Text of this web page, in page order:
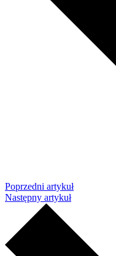
Poprzedni artykuł
Następny artykuł